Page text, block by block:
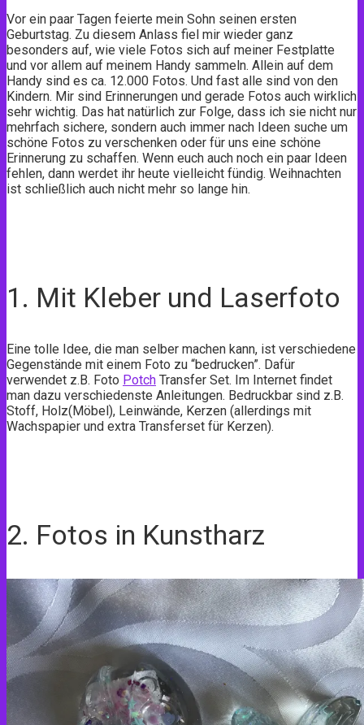
Vor ein paar Tagen feierte mein Sohn seinen ersten
Geburtstag. Zu diesem Anlass fiel mir wieder ganz
besonders auf, wie viele Fotos sich auf meiner Festplatte
und vor allem auf meinem Handy sammeln. Allein auf dem
Handy sind es ca. 12.000 Fotos. Und fast alle sind von den
Kindern. Mir sind Erinnerungen und gerade Fotos auch wirklich
sehr wichtig. Das hat natürlich zur Folge, dass ich sie nicht nur
mehrfach sichere, sondern auch immer nach Ideen suche um
schöne Fotos zu verschenken oder für uns eine schöne
Erinnerung zu schaffen. Wenn euch auch noch ein paar Ideen
fehlen, dann werdet ihr heute vielleicht fündig. Weihnachten
ist schließlich auch nicht mehr so lange hin.
1. Mit Kleber und Laserfoto
Eine tolle Idee, die man selber machen kann, ist verschiedene
Gegenstände mit einem Foto zu “bedrucken”. Dafür
verwendet z.B. Foto Potch Transfer Set. Im Internet findet
man dazu verschiedenste Anleitungen. Bedruckbar sind z.B.
Stoff, Holz(Möbel), Leinwände, Kerzen (allerdings mit
Wachspapier und extra Transferset für Kerzen).
2. Fotos in Kunstharz